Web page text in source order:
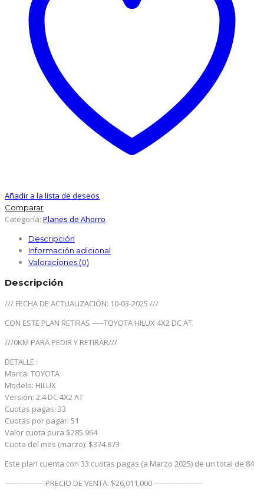
Añadir a la lista de deseos
Comparar
Categoría: Planes de Ahorro
Descripción
Información adicional
Valoraciones (0)
Descripción
/// FECHA DE ACTUALIZACIÓN: 10-03-2025 ///
CON ESTE PLAN RETIRAS —–TOYOTA HILUX 4X2 DC AT.
///0KM PARA PEDIR Y RETIRAR///
DETALLE :
Marca: TOYOTA
Modelo: HILUX
Versión: 2.4 DC 4X2 AT
Cuotas pagas: 33
Cuotas por pagar: 51
Valor cuota pura $285.964
Cuota del mes (marzo): $374.873
Este plan cuenta con 33 cuotas pagas (a Marzo 2025) de un total de 84
—————-PRECIO DE VENTA: $26,011,000 ——————-